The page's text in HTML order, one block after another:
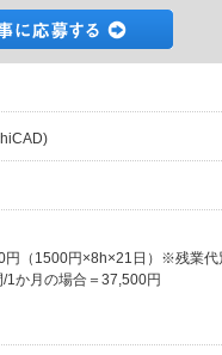
（1500円×8h×21日）※残業代
か月の場合＝37,500円